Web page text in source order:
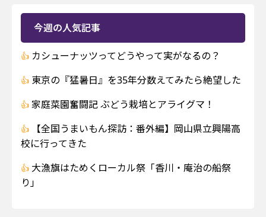
今週の人気記事
カシューナッツってどうやって実がなるの？
東京の『猛暑日』を35年分数えてみたら絶望した
家庭菜園奮闘記 ぶどう栽培とアライグマ！
【全国うまいもん探訪：番外編】岡山県立興陽高
校に行ってきた
大漁旗はためくローカル祭「香川・庵治の船祭
り」